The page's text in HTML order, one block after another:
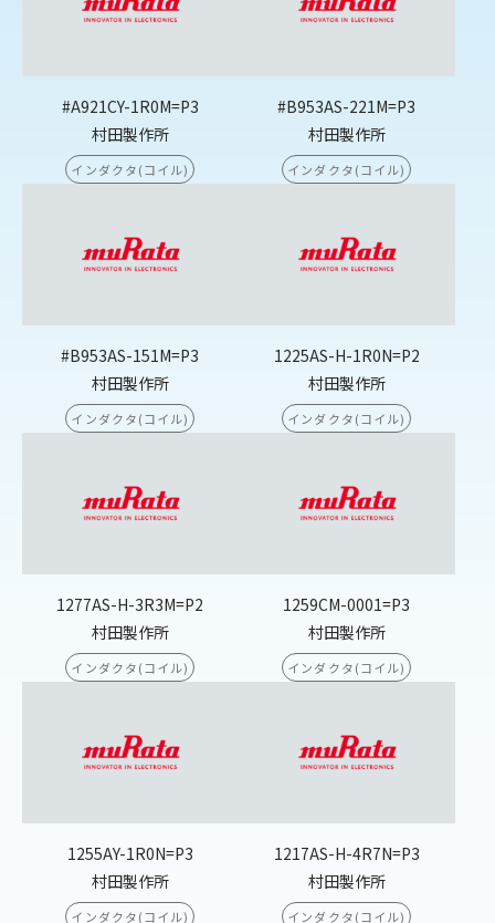
#A921CY-1R0M=P3
村田製作所
インダクタ(コイル)
#B953AS-221M=P3
村田製作所
インダクタ(コイル)
#B953AS-151M=P3
村田製作所
インダクタ(コイル)
1225AS-H-1R0N=P2
村田製作所
インダクタ(コイル)
1277AS-H-3R3M=P2
村田製作所
インダクタ(コイル)
1259CM-0001=P3
村田製作所
インダクタ(コイル)
1255AY-1R0N=P3
村田製作所
インダクタ(コイル)
1217AS-H-4R7N=P3
村田製作所
インダクタ(コイル)